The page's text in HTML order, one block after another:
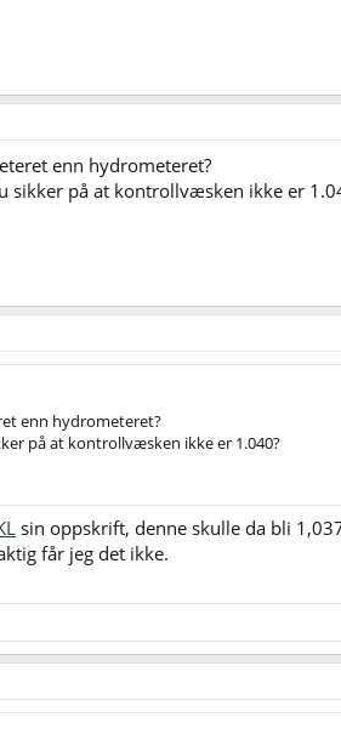
enn hydrometeret?
sikker på at kontrollvæsken ikke er
enn hydrometeret?
på at kontrollvæsken ikke er 1.040?
sin oppskrift, denne skulle da bli
får jeg det ikke.